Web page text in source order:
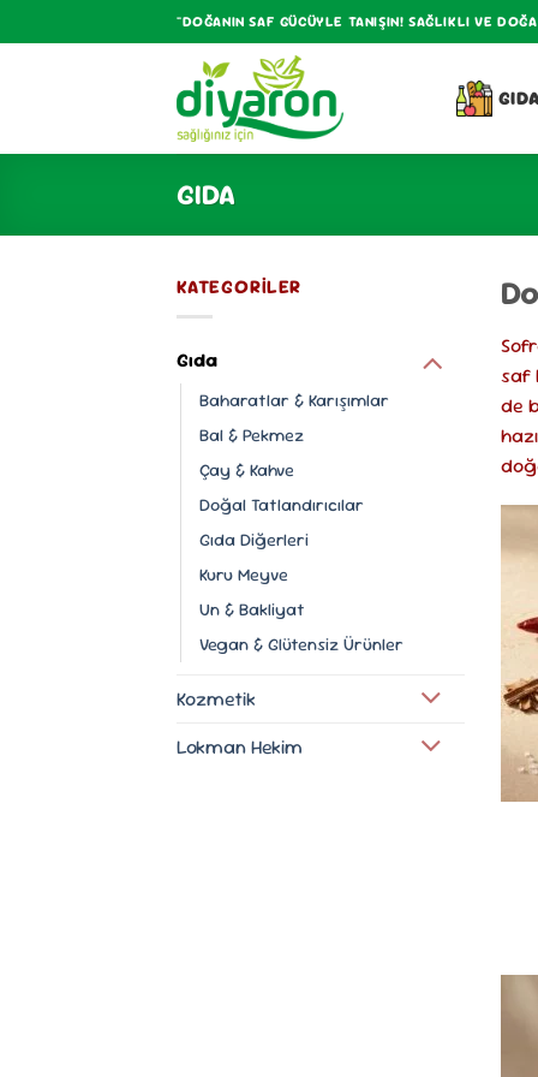
atla
"DOĞANIN SAF GÜCÜYLE TANIŞIN! SAĞLIKLI VE
GIDA
KATEGORILER
Gıda
Baharatlar & Karışımlar
Bal & Pekmez
Çay & Kahve
Doğal Tatlandırıcılar
Gıda Diğerleri
Kuru Meyve
Un & Bakliyat
Vegan & Glütensiz Ürünler
Kozmetik
Lokman Hekim
saf
de